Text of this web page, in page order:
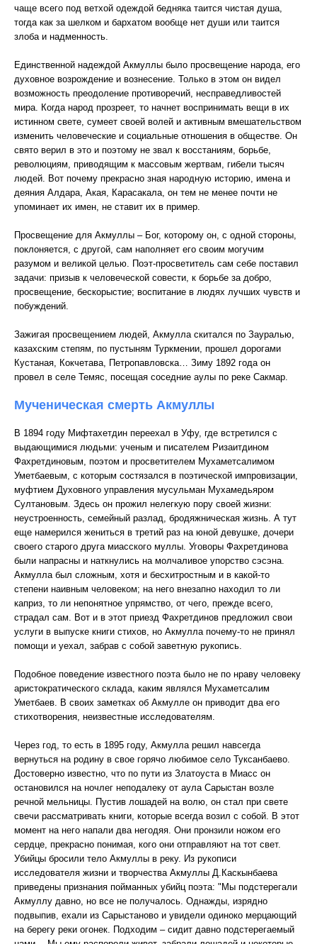
чаще всего под ветхой одеждой бедняка таится чистая душа,
тогда как за шелком и бархатом вообще нет души или таится
злоба и надменность.
Единственной надеждой Акмуллы было просвещение народа, его
духовное возрождение и вознесение. Только в этом он видел
возможность преодоление противоречий, несправедливостей
мира. Когда народ прозреет, то начнет воспринимать вещи в их
истинном свете, сумеет своей волей и активным вмешательством
изменить человеческие и социальные отношения в обществе. Он
свято верил в это и поэтому не звал к восстаниям, борьбе,
революциям, приводящим к массовым жертвам, гибели тысяч
людей. Вот почему прекрасно зная народную историю, имена и
деяния Алдара, Акая, Карасакала, он тем не менее почти не
упоминает их имен, не ставит их в пример.
Просвещение для Акмуллы – Бог, которому он, с одной стороны,
поклоняется, с другой, сам наполняет его своим могучим
разумом и великой целью. Поэт-просветитель сам себе поставил
задачи: призыв к человеческой совести, к борьбе за добро,
просвещение, бескорыстие; воспитание в людях лучших чувств и
побуждений.
Зажигая просвещением людей, Акмулла скитался по Зауралью,
казахским степям, по пустыням Туркмении, прошел дорогами
Кустаная, Кокчетава, Петропавловска… Зиму 1892 года он
провел в селе Темяс, посещая соседние аулы по реке Сакмар.
Мученическая смерть Акмуллы
В 1894 году Мифтахетдин переехал в Уфу, где встретился с
выдающимися людьми: ученым и писателем Ризаитдином
Фахретдиновым, поэтом и просветителем Мухаметсалимом
Уметбаевым, с которым состязался в поэтической импровизации,
муфтием Духовного управления мусульман Мухамедьяром
Султановым. Здесь он прожил нелегкую пору своей жизни:
неустроенность, семейный разлад, бродяжническая жизнь. А тут
еще намерился жениться в третий раз на юной девушке, дочери
своего старого друга миасского муллы. Уговоры Фахретдинова
были напрасны и наткнулись на молчаливое упорство сэсэна.
Акмулла был сложным, хотя и бесхитростным и в какой-то
степени наивным человеком; на него внезапно находил то ли
каприз, то ли непонятное упрямство, от чего, прежде всего,
страдал сам. Вот и в этот приезд Фахретдинов предложил свои
услуги в выпуске книги стихов, но Акмулла почему-то не принял
помощи и уехал, забрав с собой заветную рукопись.
Подобное поведение известного поэта было не по нраву человеку
аристократического склада, каким являлся Мухаметсалим
Уметбаев. В своих заметках об Акмулле он приводит два его
стихотворения, неизвестные исследователям.
Через год, то есть в 1895 году, Акмулла решил навсегда
вернуться на родину в свое горячо любимое село Туксанбаево.
Достоверно известно, что по пути из Златоуста в Миасс он
остановился на ночлег неподалеку от аула Сарыстан возле
речной мельницы. Пустив лошадей на волю, он стал при свете
свечи рассматривать книги, которые всегда возил с собой. В этот
момент на него напали два негодяя. Они пронзили ножом его
сердце, прекрасно понимая, кого они отправляют на тот свет.
Убийцы бросили тело Акмуллы в реку. Из рукописи
исследователя жизни и творчества Акмуллы Д.Каскынбаева
приведены признания пойманных убийц поэта: "Мы подстерегали
Акмуллу давно, но все не получалось. Однажды, изрядно
подвыпив, ехали из Сарыстаново и увидели одиноко мерцающий
на берегу реки огонек. Подходим – сидит давно подстерегаемый